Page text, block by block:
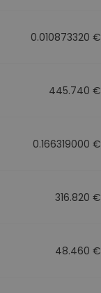
0.010873320 €
445.740 €
0.166319000 €
316.820 €
48.460 €